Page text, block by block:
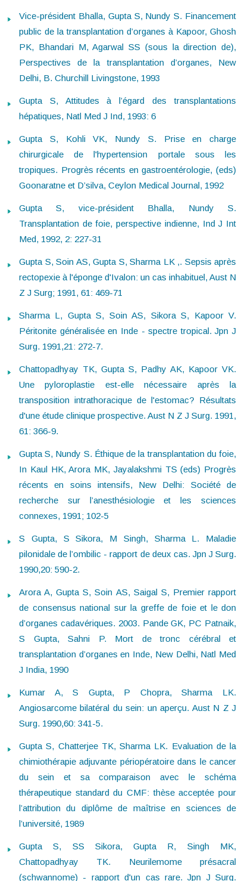
Vice-président Bhalla, Gupta S, Nundy S. Financement
public de la transplantation d’organes à Kapoor, Ghosh
PK, Bhandari M, Agarwal SS (sous la direction de),
Perspectives de la transplantation d’organes, New
Delhi, B. Churchill Livingstone, 1993
Gupta S, Attitudes à l’égard des transplantations
hépatiques, Natl Med J Ind, 1993: 6
Gupta S, Kohli VK, Nundy S. Prise en charge
chirurgicale de l'hypertension portale sous les
tropiques. Progrès récents en gastroentérologie, (eds)
Goonaratne et D’silva, Ceylon Medical Journal, 1992
Gupta S, vice-président Bhalla, Nundy S.
Transplantation de foie, perspective indienne, Ind J Int
Med, 1992, 2: 227-31
Gupta S, Soin AS, Gupta S, Sharma LK ,. Sepsis après
rectopexie à l'éponge d'Ivalon: un cas inhabituel, Aust N
Z J Surg; 1991, 61: 469-71
Sharma L, Gupta S, Soin AS, Sikora S, Kapoor V.
Péritonite généralisée en Inde - spectre tropical. Jpn J
Surg. 1991,21: 272-7.
Chattopadhyay TK, Gupta S, Padhy AK, Kapoor VK.
Une pyloroplastie est-elle nécessaire après la
transposition intrathoracique de l'estomac? Résultats
d'une étude clinique prospective. Aust N Z J Surg. 1991,
61: 366-9.
Gupta S, Nundy S. Éthique de la transplantation du foie,
In Kaul HK, Arora MK, Jayalakshmi TS (eds) Progrès
récents en soins intensifs, New Delhi: Société de
recherche sur l’anesthésiologie et les sciences
connexes, 1991; 102-5
S Gupta, S Sikora, M Singh, Sharma L. Maladie
pilonidale de l’ombilic - rapport de deux cas. Jpn J Surg.
1990,20: 590-2.
Arora A, Gupta S, Soin AS, Saigal S, Premier rapport
de consensus national sur la greffe de foie et le don
d’organes cadavériques. 2003. Pande GK, PC Patnaik,
S Gupta, Sahni P. Mort de tronc cérébral et
transplantation d’organes en Inde, New Delhi, Natl Med
J India, 1990
Kumar A, S Gupta, P Chopra, Sharma LK.
Angiosarcome bilatéral du sein: un aperçu. Aust N Z J
Surg. 1990,60: 341-5.
Gupta S, Chatterjee TK, Sharma LK. Evaluation de la
chimiothérapie adjuvante périopératoire dans le cancer
du sein et sa comparaison avec le schéma
thérapeutique standard du CMF: thèse acceptée pour
l’attribution du diplôme de maîtrise en sciences de
l’université, 1989
Gupta S, SS Sikora, Gupta R, Singh MK,
Chattopadhyay TK. Neurilemome présacral
(schwannome) - rapport d'un cas rare. Jpn J Surg.